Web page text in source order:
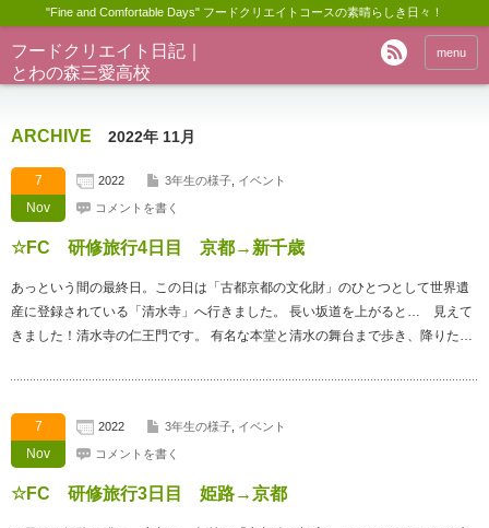
"Fine and Comfortable Days" フードクリエイトコースの素晴らしき日々！
フードクリエイト日記｜
とわの森三愛高校
menu
ARCHIVE 2022年 11月
7
Nov
2022 3年生の様子 イベント
コメントを書く
☆FC 研修旅行4日目 京都→新千歳
あっという間の最終日。この日は「古都京都の文化財」のひとつとして世界遺
産に登録されている「清水寺」へ行きました。 長い坂道を上がると… 見えて
きました！清水寺の仁王門です。 有名な本堂と清水の舞台まで歩き、降りた…
7
Nov
2022 3年生の様子 イベント
コメントを書く
☆FC 研修旅行3日目 姫路→京都